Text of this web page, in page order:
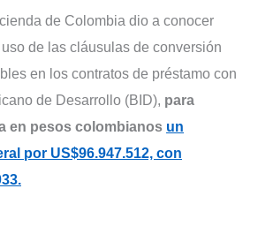
de Colombia dio a conocer
de las cláusulas de conversión
en los contratos de préstamo con
de Desarrollo (BID), para
en pesos colombianos un
por US$96.947.512, con